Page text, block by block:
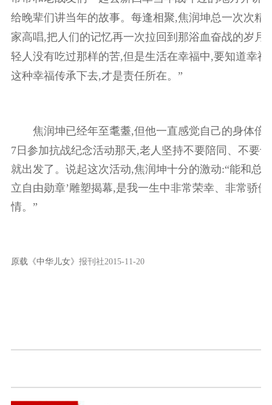
给晚辈们讲当年的故事。每逢相聚,焦润坤总一次次精
家高唱,把人们的记忆再一次拉回到那浴血奋战的岁月
轻人没有吃过那样的苦,但是生活在幸福中,要知道幸
这种幸福传承下去,才是责任所在。”
焦润坤已经年至耄耋,但他一直感觉自己的身体倍
7日参加抗战纪念活动那天,老人坚持不要陪同、不要
就出发了。说起这次活动,焦润坤十分的激动:“能和总
立自由勋章’雕塑揭幕,是我一生中非常荣幸、非常骄
情。”
原载《中华儿女》 报刊社2015-11-20